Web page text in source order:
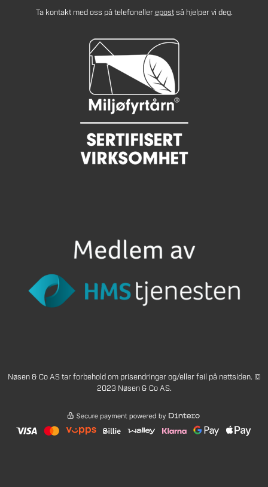
Ta kontakt med oss på telefonellerepostså hjelper vi deg.
Nøsen & Co AS tar forbehold om prisendringer og/eller feil på nettsiden. ©
2023 Nøsen & Co AS.